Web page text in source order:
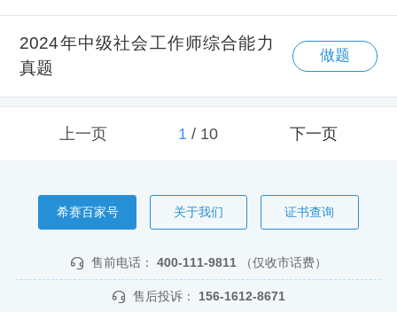
2024年中级社会工作师综合能力
真题
做题
上一页 1/ 10 下一页
希赛百家号 关于我们 证书查询
售前电话： 400-111-9811 （仅收市话费）
售后投诉： 156-1612-8671